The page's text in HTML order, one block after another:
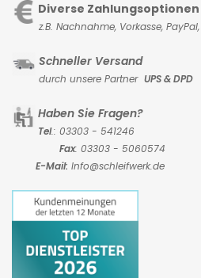
Diverse Zahlungsoptionen
z.B. Nachnahme, Vorkasse,
Schneller Versand
durch unsere Partner UPS & DPD
Haben Sie Fragen?
Tel.: 03303 - 541246
Fax: 03303 - 5060574
E-Mail: Info@schleifwerk.de